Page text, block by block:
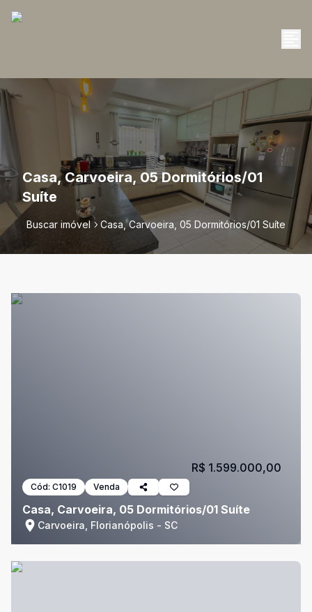
Casa, Carvoeira, 05 Dormitórios/01
Suíte
Buscar imóvel Casa, Carvoeira, 05 Dormitórios/01 Suíte
Cód: C1019 Venda
Casa, Carvoeira, 05 Dormitórios/01 Suíte
Carvoeira, Florianópolis - SC
R$ 1.599.000,00